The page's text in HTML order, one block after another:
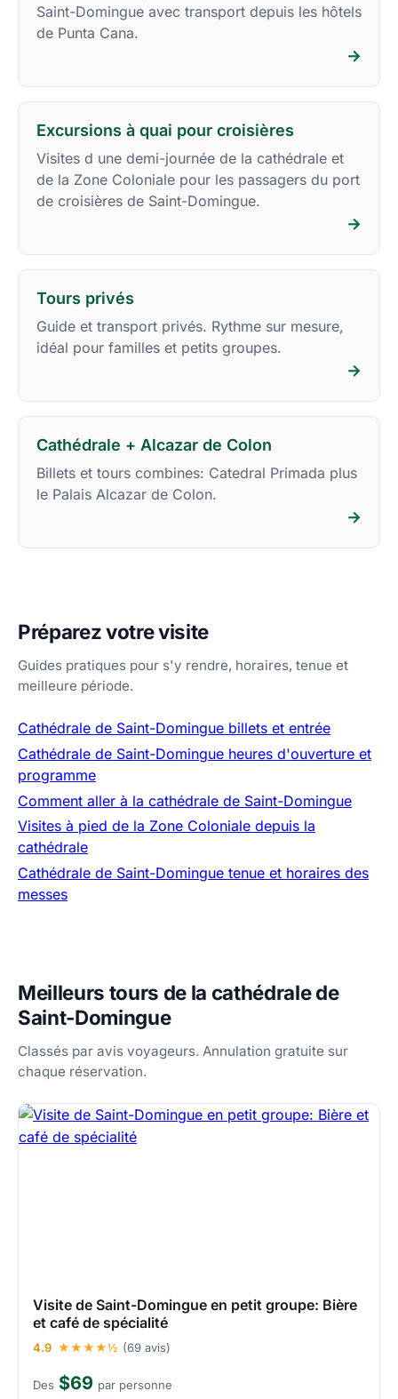
Saint-Domingue avec transport depuis les hôtels
de Punta Cana.
→
Excursions à quai pour croisières
Visites d une demi-journée de la cathédrale et
de la Zone Coloniale pour les passagers du port
de croisières de Saint-Domingue.
→
Tours privés
Guide et transport privés. Rythme sur mesure,
idéal pour familles et petits groupes.
→
Cathédrale + Alcazar de Colon
Billets et tours combines: Catedral Primada plus
le Palais Alcazar de Colon.
→
Préparez votre visite
Guides pratiques pour s'y rendre, horaires, tenue et
meilleure période.
Cathédrale de Saint-Domingue billets et entrée
Cathédrale de Saint-Domingue heures d'ouverture et
programme
Comment aller à la cathédrale de Saint-Domingue
Visites à pied de la Zone Coloniale depuis la
cathédrale
Cathédrale de Saint-Domingue tenue et horaires des
messes
Meilleurs tours de la cathédrale de
Saint-Domingue
Classés par avis voyageurs. Annulation gratuite sur
chaque réservation.
Visite de Saint-Domingue en petit groupe: Bière
et café de spécialité
4.9 ★★★★½ (69 avis)
Des $69 par personne